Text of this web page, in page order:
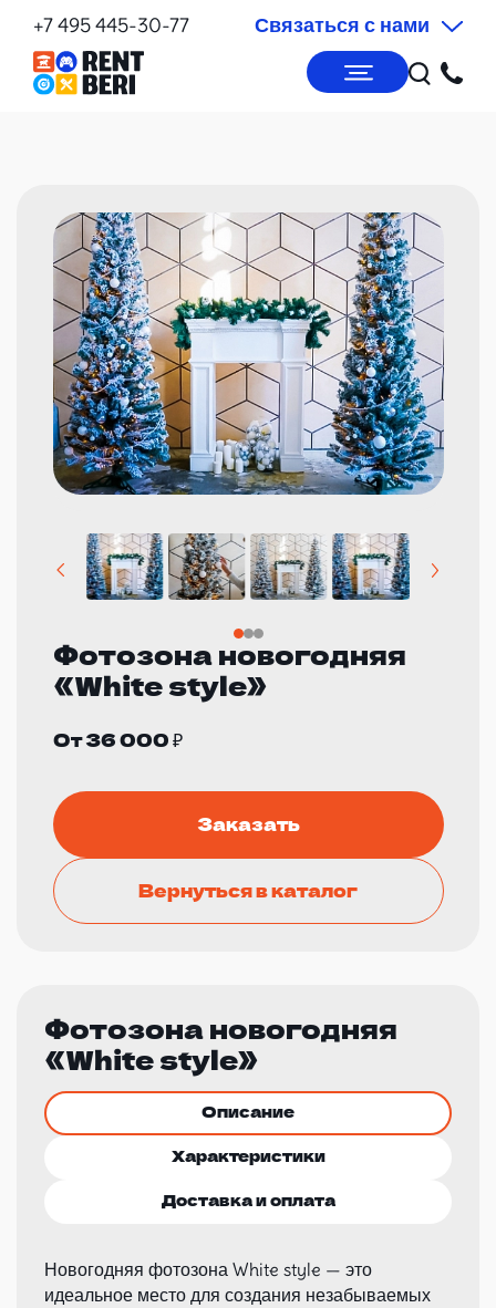
+7 495 445-30-77 Связаться с нами
Фотозона новогодняя
«White style»
От 36 000 ₽
Заказать
Вернуться в каталог
Фотозона новогодняя
«White style»
Описание
Характеристики
Доставка и оплата
Новогодняя фотозона White style — это
идеальное место для создания незабываемых